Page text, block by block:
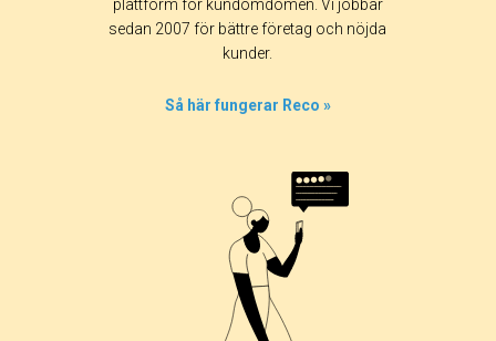
plattform för kundomdömen. Vi jobbar
sedan 2007 för bättre företag och nöjda
kunder.
Så här fungerar Reco »